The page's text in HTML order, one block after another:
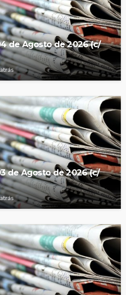
de Agosto de 2026 (c/
de Agosto de 2026 (c/